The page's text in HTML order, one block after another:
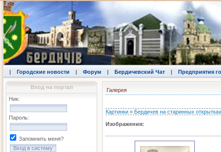
| Городские новости | Форум | Бердичевский Чат | Предприятия
Вход на портал
Ник:
Пароль:
Запомнить меня?
Галерея
Картинки » Бердичев на старинных открытках
Изображения: